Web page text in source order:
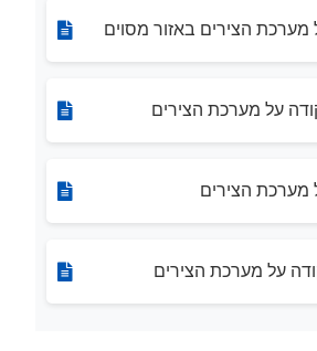
מערכת הצירים באזור מסוים
על מערכת הצירים
מערכת הצירים
על מערכת הצירים